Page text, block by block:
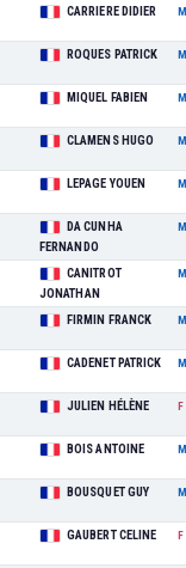
CARRIERE DIDIER M
ROQUES PATRICK M
MIQUEL FABIEN M
CLAMENS HUGO M
LEPAGE YOUEN M
DA CUNHA
FERNANDO
M
CANITROT
JONATHAN
M
FIRMIN FRANCK M
CADENET PATRICK M
JULIEN HÉLÈNE F
BOIS ANTOINE M
BOUSQUET GUY M
GAUBERT CELINE F